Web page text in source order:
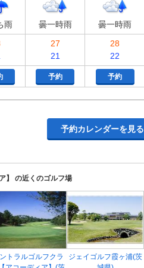
雨 曇一時雨 曇一時雨
27
21
28
22
予約 予約
予約カレンダーを見る
】 の近くのゴルフ場
トラルゴルフクラ
ジェイゴルフ霞ヶ浦(茨